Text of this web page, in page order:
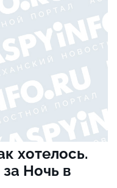
хотелось.
Ночь в